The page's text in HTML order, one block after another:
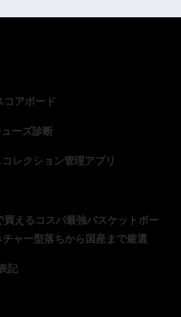
コアボード
ーズ診断
レクション管理アプリ
買えるコスパ最強バスケットボー
ャー型落ちから国産まで厳選
記